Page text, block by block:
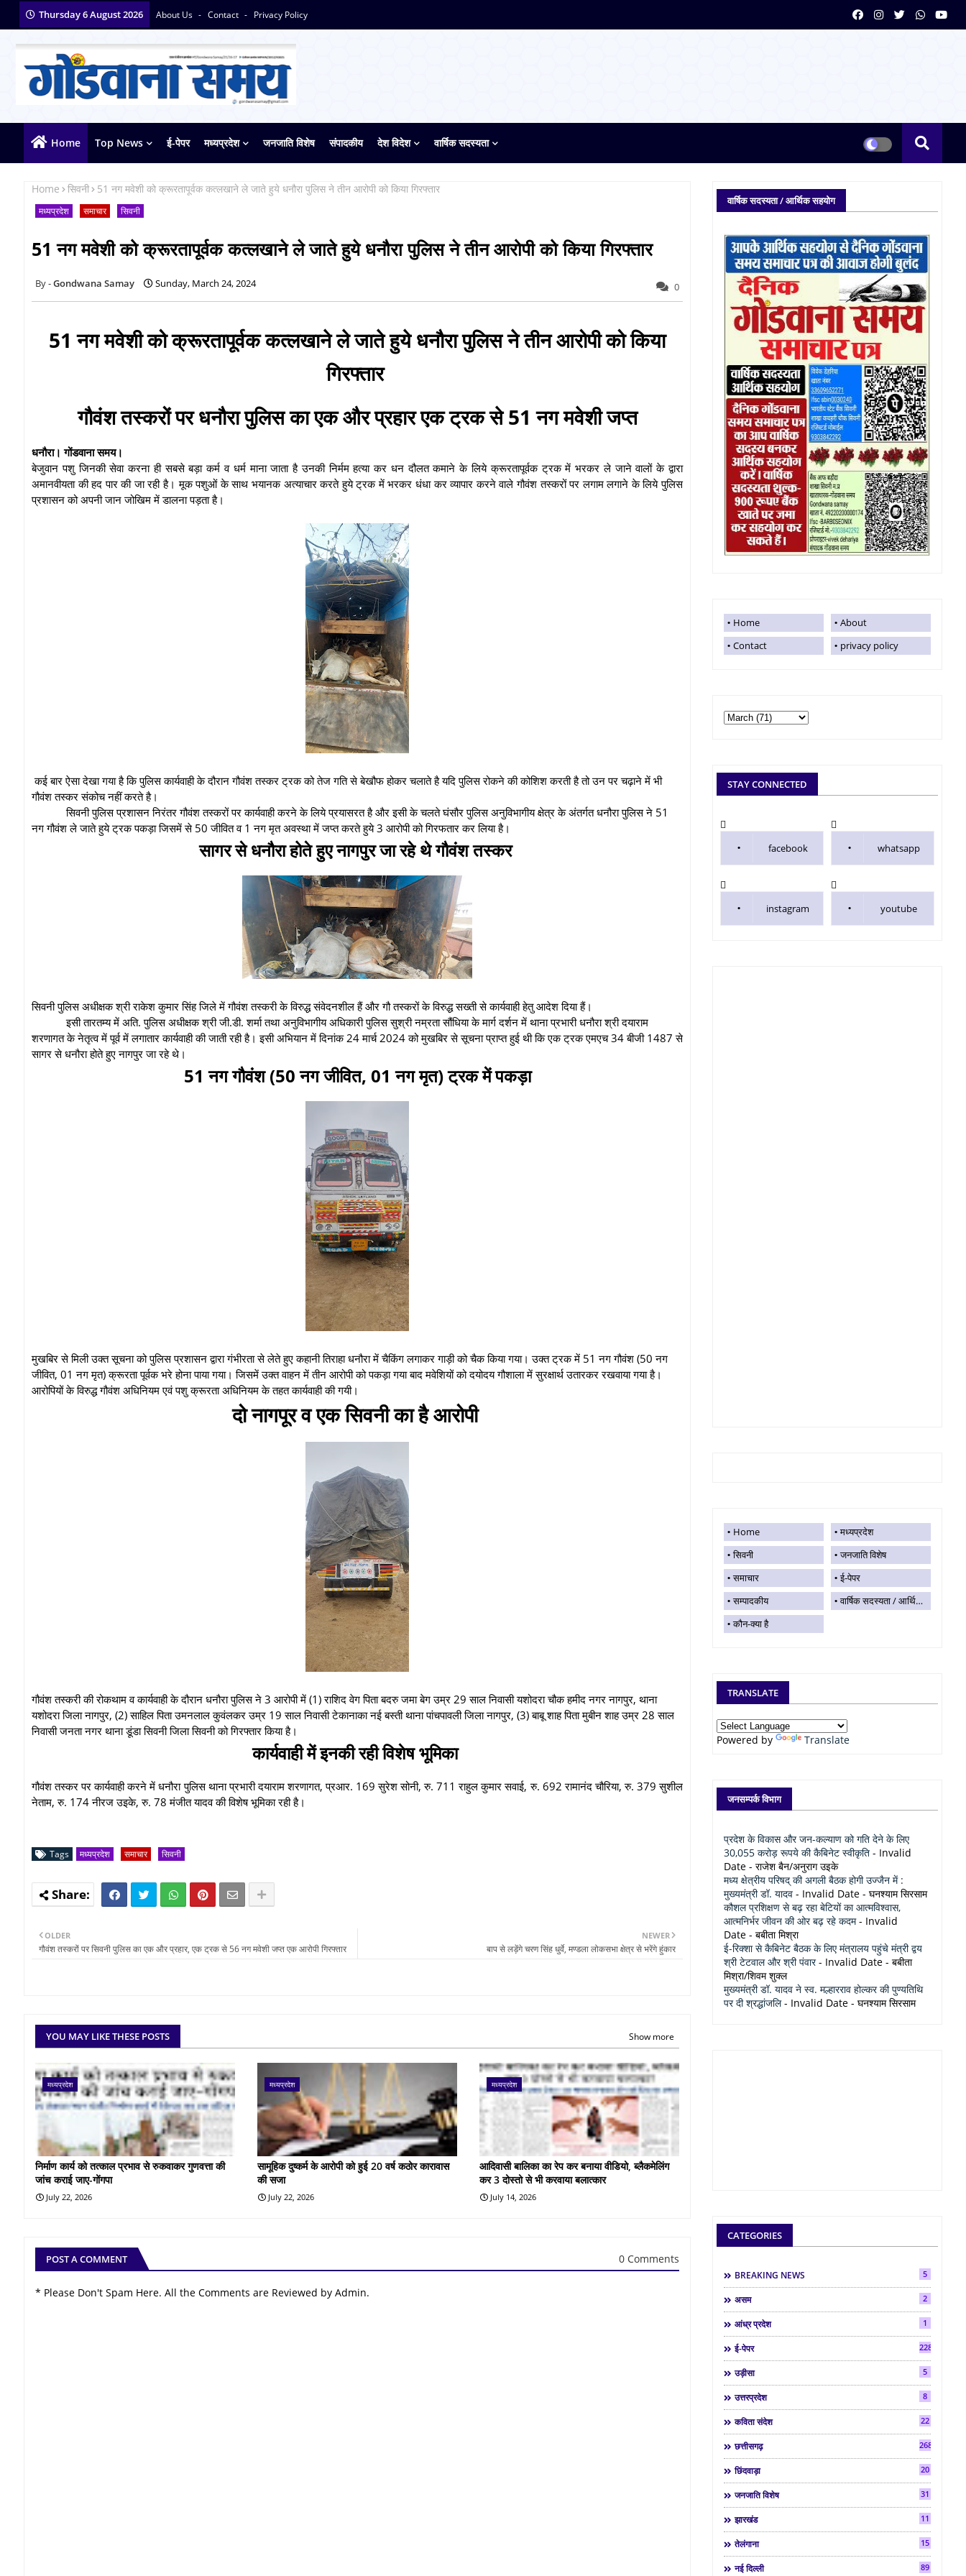
Thursday 6 August 2026 About Us Contact Privacy Policy
Home Top News ई-पेपर मध्यप्रदेश जनजाति विशेष संपादकीय देश विदेश वार्षिक सदस्यता
Home सिवनी 51 नग मवेशी को क्रूरतापूर्वक कत्लखाने ले जाते हुये धनौरा पुलिस ने तीन आरोपी को किया गिरफ्तार
मध्यप्रदेश समाचार सिवनी
51 नग मवेशी को क्रूरतापूर्वक कत्लखाने ले जाते हुये धनौरा पुलिस ने तीन आरोपी को किया गिरफ्तार
Gondwana Samay Sunday, March 24, 2024 0
51 नग मवेशी को क्रूरतापूर्वक कत्लखाने ले जाते हुये धनौरा पुलिस ने तीन आरोपी को किया
गिरफ्तार
गौवंश तस्करों पर धनौरा पुलिस का एक और प्रहार एक ट्रक से 51 नग मवेशी जप्त
धनौरा। गोंडवाना समय।
बेजुवान पशु जिनकी सेवा करना ही सबसे बड़ा कर्म व धर्म माना जाता है उनकी निर्मम हत्या कर धन दौलत कमाने के लिये क्रूरतापूर्वक ट्रक में भरकर ले जाने वालों के द्वारा
अमानवीयता की हद पार की जा रही है। मूक पशुओं के साथ भयानक अत्याचार करते हुये ट्रक में भरकर धंधा कर व्यापार करने वाले गौवंश तस्करों पर लगाम लगाने के लिये पुलिस
प्रशासन को अपनी जान जोखिम में डालना पड़ता है।
कई बार ऐसा देखा गया है कि पुलिस कार्यवाही के दौरान गौवंश तस्कर ट्रक को तेज गति से बेखौफ होकर चलाते है यदि पुलिस रोकने की कोशिश करती है तो उन पर चढ़ाने में भी
गौवंश तस्कर संकोच नहीं करते है।
सिवनी पुलिस प्रशासन निरंतर गौवंश तस्करों पर कार्यवाही करने के लिये प्रयासरत है और इसी के चलते घंसौर पुलिस अनुविभागीय क्षेत्र के अंतर्गत धनौरा पुलिस ने 51
नग गौवंश ले जाते हुये ट्रक पकड़ा जिसमें से 50 जीवित व 1 नग मृत अवस्था में जप्त करते हुये 3 आरोपी को गिरफतार कर लिया है।
सागर से धनौरा होते हुए नागपुर जा रहे थे गौवंश तस्कर
सिवनी पुलिस अधीक्षक श्री राकेश कुमार सिंह जिले में गौवंश तस्करी के विरुद्ध संवेदनशील हैं और गौ तस्करों के विरुद्ध सख्ती से कार्यवाही हेतु आदेश दिया हैं।
इसी तारतम्य में अति. पुलिस अधीक्षक श्री जी.डी. शर्मा तथा अनुविभागीय अधिकारी पुलिस सुश्री नम्रता सौंधिया के मार्ग दर्शन में थाना प्रभारी धनौरा श्री दयाराम
शरणागत के नेतृत्व में पूर्व में लगातार कार्यवाही की जाती रही है। इसी अभियान में दिनांक 24 मार्च 2024 को मुखबिर से सूचना प्राप्त हुई थी कि एक ट्रक एमएच 34 बीजी 1487 से
सागर से धनौरा होते हुए नागपुर जा रहे थे।
51 नग गौवंश (50 नग जीवित, 01 नग मृत) ट्रक में पकड़ा
मुखबिर से मिली उक्त सूचना को पुलिस प्रशासन द्वारा गंभीरता से लेते हुए कहानी तिराहा धनौरा में चैकिंग लगाकर गाड़ी को चैक किया गया। उक्त ट्रक में 51 नग गौवंश (50 नग
जीवित, 01 नग मृत) क्रूरता पूर्वक भरे होना पाया गया। जिसमें उक्त वाहन में तीन आरोपी को पकड़ा गया बाद मवेशियों को दयोदय गौशाला में सुरक्षार्थ उतारकर रखवाया गया है।
आरोपियों के विरुद्ध गौवंश अधिनियम एवं पशु क्रूरता अधिनियम के तहत कार्यवाही की गयी।
दो नागपूर व एक सिवनी का है आरोपी
गौवंश तस्करी की रोकथाम व कार्यवाही के दौरान धनौरा पुलिस ने 3 आरोपी में (1) राशिद वेग पिता बदरु जमा बेग उम्र 29 साल निवासी यशोदरा चौक हमीद नगर नागपुर, थाना
यशोदरा जिला नागपुर, (2) साहिल पिता उमनलाल कुवंलकर उम्र 19 साल निवासी टेकानाका नई बस्ती थाना पांचपावली जिला नागपुर, (3) बाबू शाह पिता मुबीन शाह उम्र 28 साल
निवासी जनता नगर थाना डूंडा सिवनी जिला सिवनी को गिरफ्तार किया है।
कार्यवाही में इनकी रही विशेष भूमिका
गौवंश तस्कर पर कार्यवाही करने में धनौरा पुलिस थाना प्रभारी दयाराम शरणागत, प्रआर. 169 सुरेश सोनी, रु. 711 राहुल कुमार सवाई, रु. 692 रामानंद चौरिया, रु. 379 सुशील
नेताम, रु. 174 नीरज उइके, रु. 78 मंजीत यादव की विशेष भूमिका रही है।
Tags मध्यप्रदेश समाचार सिवनी
NEWER
बाप से लड़ेंगे चरण सिंह धुर्वे, मण्डला लोकसभा क्षेत्र से भरेंगे हुंकार
OLDER
गौवंश तस्करों पर सिवनी पुलिस का एक और प्रहार, एक ट्रक से 56 नग मवेशी जप्त एक आरोपी गिरफ्तार
YOU MAY LIKE THESE POSTS Show more
मध्यप्रदेश
निर्माण कार्य को तत्काल प्रभाव से रुकवाकर गुणवत्ता की
जांच कराई जाए-गोंगपा
July 22, 2026
मध्यप्रदेश
सामूहिक दुष्कर्म के आरोपी को हुई 20 वर्ष कठोर कारावास
की सजा
July 22, 2026
मध्यप्रदेश
आदिवासी बालिका का रेप कर बनाया वीडियो, ब्लैकमेलिंग
कर 3 दोस्तो से भी करवाया बलात्कार
July 14, 2026
POST A COMMENT 0 Comments
* Please Don't Spam Here. All the Comments are Reviewed by Admin.
वार्षिक सदस्यता / आर्थिक सहयोग
Home
About
Contact
privacy policy
STAY CONNECTED
facebook whatsapp
instagram youtube
Home
मध्यप्रदेश
सिवनी
जनजाति विशेष
समाचार
ई-पेपर
सम्पादकीय
वार्षिक सदस्यता / आर्थिक सहयोग
कौन-क्या है
TRANSLATE
Powered by Translate
जनसम्पर्क विभाग
प्रदेश के विकास और जन-कल्याण को गति देने के लिए
30,055 करोड़ रूपये की कैबिनेट स्वीकृति - Invalid
Date - राजेश बैन/अनुराग उइके
मध्य क्षेत्रीय परिषद् की अगली बैठक होगी उज्जैन में :
मुख्यमंत्री डॉ. यादव - Invalid Date - घनश्याम सिरसाम
कौशल प्रशिक्षण से बढ़ रहा बेटियों का आत्मविश्वास,
आत्मनिर्भर जीवन की ओर बढ़ रहे कदम- Invalid
Date - बबीता मिश्रा
ई-रिक्शा से कैबिनेट बैठक के लिए मंत्रालय पहुंचे मंत्री द्वय
श्री टेटवाल और श्री पंवार- Invalid Date - बबीता
मिश्रा/शिवम शुक्ल
मुख्यमंत्री डॉ. यादव ने स्व. मल्हारराव होल्कर की पुण्यतिथि
पर दी श्रद्धांजलि- Invalid Date - घनश्याम सिरसाम
CATEGORIES
BREAKING NEWS 5
असम 2
आंध्र प्रदेश 1
ई-पेपर 2286
उड़ीसा 5
उत्तरप्रदेश 8
कविता संदेश 22
छत्तीसगढ़ 268
छिंदवाड़ा 20
जनजाति विशेष 31
झारखंड 11
तेलंगाना 15
नई दिल्ली 89